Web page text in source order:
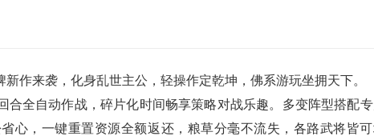
作来袭，化身乱世主公，轻操作定乾坤，佛系游玩坐拥天下。
合全自动作战，碎片化时间畅享策略对战乐趣。多变阵型搭配
心，一键重置资源全额返还，粮草分毫不流失，各路武将皆